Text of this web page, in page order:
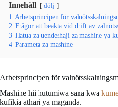
Innehåll dölj
1 Arbetsprincipen för
2 Frågor att beakta vid drift av
3 Hatua za uendeshaji za mashine ya
4 Parameta za mashine
Arbetsprincipen för
Mashine hii hutumiwa sana kwa
kufikia athari ya maganda.